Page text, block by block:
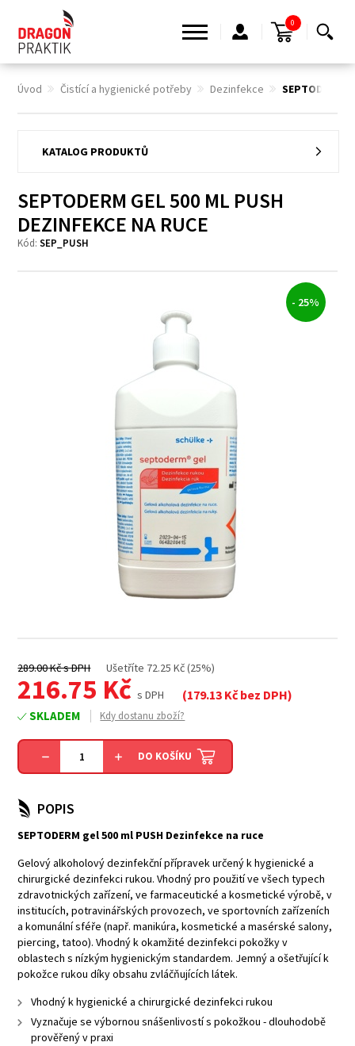
Úvod Čistící a hygienické potřeby Dezinfekce SEPTODERM
KATALOG PRODUKTŮ
SEPTODERM GEL 500 ML PUSH
DEZINFEKCE NA RUCE
Kód:SEP_PUSH
- 25%
289.00Kč s DPH Ušetříte 72.25 Kč (25%)
216.75 Kčs DPH (179.13 Kč bez DPH)
SKLADEM Kdy dostanu zboží?
DO KOŠÍKU
POPIS
SEPTODERM gel 500 ml PUSH Dezinfekce na ruce
Gelový alkoholový dezinfekční přípravek určený k hygienické a
chirurgické dezinfekci rukou. Vhodný pro použití ve všech typech
zdravotnických zařízení, ve farmaceutické a kosmetické výrobě, v
institucích, potravinářských provozech, ve sportovních zařízeních
a komunální sféře (např. manikúra, kosmetické a masérské salony,
piercing, tatoo). Vhodný k okamžité dezinfekci pokožky v
oblastech s nízkým hygienickým standardem. Jemný a ošetřující k
pokožce rukou díky obsahu zvláčňujících látek.
Vhodný k hygienické a chirurgické dezinfekci rukou
Vyznačuje se výbornou snášenlivostí s pokožkou - dlouhodobě
prověřený v praxi
0